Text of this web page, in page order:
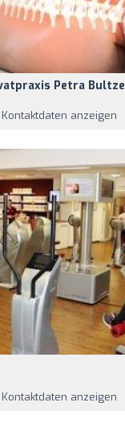
Petra Bultze
anzeigen
anzeigen